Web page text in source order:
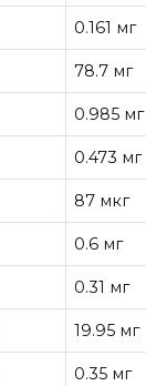
0.161 мг
78.7 мг
0.985 мг
0.473 мг
87 мкг
0.6 мг
0.31 мг
19.95 мг
0.35 мг